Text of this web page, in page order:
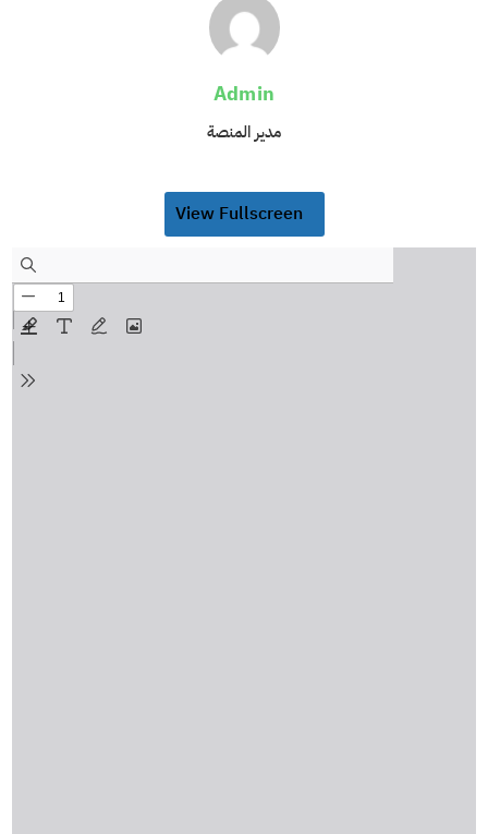
Admin
مدير المنصة
View Fullscreen